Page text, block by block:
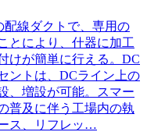
配線ダクトで、専用の
とにより、什器に加工
けが簡単に行える。DC
ントは、DCライン上の
、増設が可能。スマー
普及に伴う工場内の執
ス、リフレッ…